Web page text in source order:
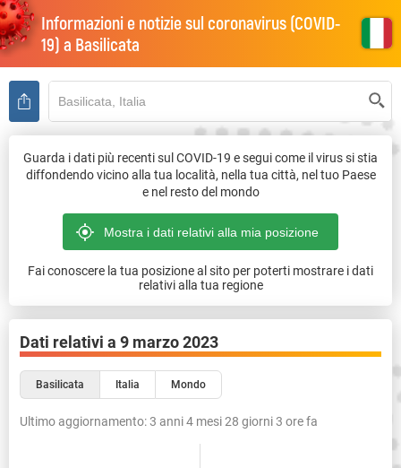
Informazioni e notizie sul coronavirus (COVID-
19) a Basilicata
Guarda i dati più recenti sul COVID-19 e segui come il virus si stia
diffondendo vicino alla tua località, nella tua città, nel tuo Paese
e nel resto del mondo
Fai conoscere la tua posizione al sito per poterti mostrare i dati
relativi alla tua regione
Dati relativi a 9 marzo 2023
Basilicata Italia Mondo
Ultimo aggiornamento:3 anni 4 mesi 28 giorni 3 ore fa